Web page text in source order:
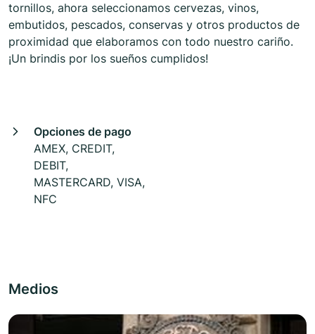
tornillos, ahora seleccionamos cervezas, vinos,
embutidos, pescados, conservas y otros productos de
proximidad que elaboramos con todo nuestro cariño.
¡Un brindis por los sueños cumplidos!
Opciones de pago
AMEX, CREDIT,
DEBIT,
MASTERCARD, VISA,
NFC
Medios